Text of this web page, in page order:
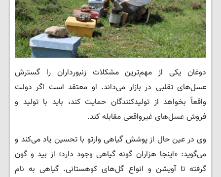
دوغان یکی از مهم‌ترین مشکلات زنبورداران را گسترش
عسل‌های تقلبی در بازار می‌داند. او معتقد است اگر دولت
واقعاً بخواهد از تولیدکنندگان حمایت کند، باید با تولید و
فروش عسل‌های غیرواقعی مقابله کند.
وی در عین حال از پوشش گیاهی وارتو با تحسین یاد می‌کند و
می‌گوید: «اینجا هزاران گونه گیاهی وجود دارد؛ از بید و گون
گرفته تا آویشن و انواع گل‌های کوهستانی. گیاهی به نام